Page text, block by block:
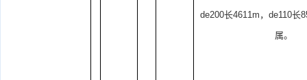
de200长4611m，de110长
属。